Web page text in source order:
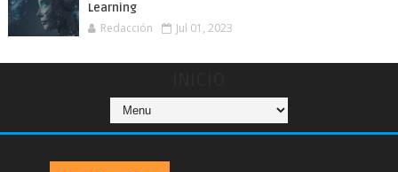
Learning
Redacción Jul 01, 2023